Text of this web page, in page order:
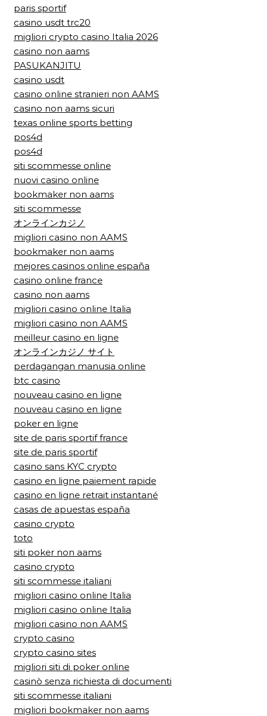
paris sportif
casino usdt trc20
migliori crypto casino Italia 2026
casino non aams
PASUKANJITU
casino usdt
casino online stranieri non AAMS
casino non aams sicuri
texas online sports betting
pos4d
pos4d
siti scommesse online
nuovi casino online
bookmaker non aams
siti scommesse
オンラインカジノ
migliori casino non AAMS
bookmaker non aams
mejores casinos online españa
casino online france
casino non aams
migliori casino online Italia
migliori casino non AAMS
meilleur casino en ligne
オンラインカジノ サイト
perdagangan manusia online
btc casino
nouveau casino en ligne
nouveau casino en ligne
poker en ligne
site de paris sportif france
site de paris sportif
casino sans KYC crypto
casino en ligne paiement rapide
casino en ligne retrait instantané
casas de apuestas españa
casino crypto
toto
siti poker non aams
casino crypto
siti scommesse italiani
migliori casino online Italia
migliori casino online Italia
migliori casino non AAMS
crypto casino
crypto casino sites
migliori siti di poker online
casinò senza richiesta di documenti
siti scommesse italiani
migliori bookmaker non aams